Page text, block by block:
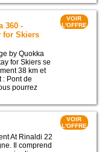
360 -
for Skiers
by Quokka
for Skiers se
38 km et
: Pont de
pourrez
VOIR
L'OFFRE
At Rinaldi 22
Il comprend
VOIR
L'OFFRE